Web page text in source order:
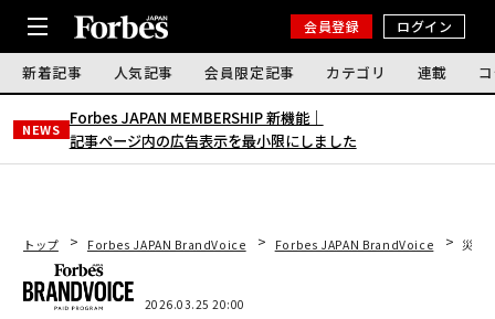
会員登録 ログイン
新着記事 人気記事 会員限定記事 カテゴリ 連載
NEWS
Forbes JAPAN MEMBERSHIP 新機能｜
記事ページ内の広告表示を最小限にしました
トップ Forbes JAPAN BrandVoice Forbes JAPAN BrandVoice 災害
2026.03.25 20:00